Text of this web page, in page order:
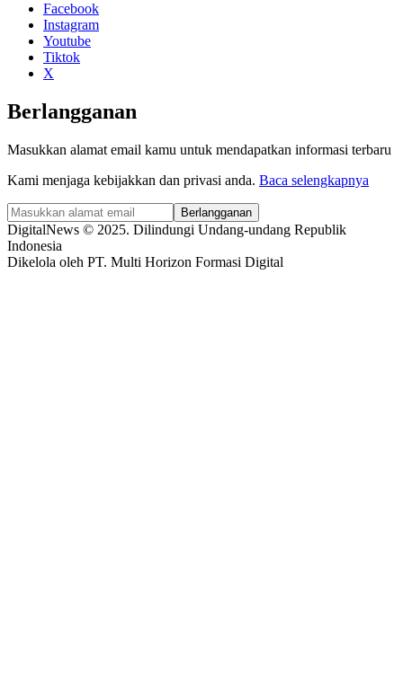
Facebook
Instagram
Youtube
Tiktok
X
Berlangganan
Masukkan alamat email kamu untuk mendapatkan informasi terbaru
Kami menjaga kebijakkan dan privasi anda. Baca selengkapnya
Berlangganan
DigitalNews © 2025. Dilindungi Undang-undang Republik
Indonesia
Dikelola oleh PT. Multi Horizon Formasi Digital